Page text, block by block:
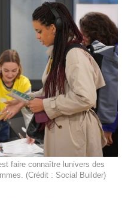
faire connaître lunivers des
(Crédit : Social Builder)